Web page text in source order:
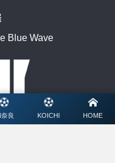
奈良 KOICHI HOME
Blue Wave